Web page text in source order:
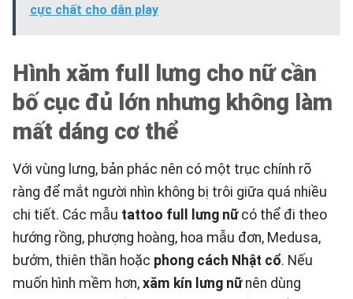
cực chất cho dân play
Hình xăm full lưng cho nữ cần
bố cục đủ lớn nhưng không làm
mất dáng cơ thể
Với vùng lưng, bản phác nên có một trục chính rõ
ràng để mắt người nhìn không bị trôi giữa quá nhiều
chi tiết. Các mẫu tattoo full lưng nữcó thể đi theo
hướng rồng, phượng hoàng, hoa mẫu đơn, Medusa,
bướm, thiên thần hoặc phong cách Nhật cổ. Nếu
muốn hình mềm hơn, xăm kín lưng nữnên dùng